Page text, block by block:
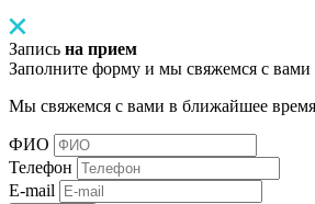
Запись на прием
Заполните форму и мы свяжемся с
Мы свяжемся с вами в ближайшее
ФИО
Телефон
E-mail